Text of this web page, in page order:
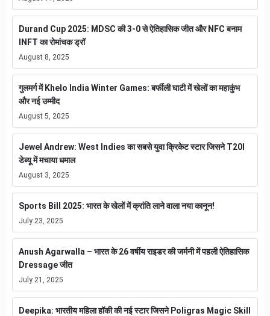
Durand Cup 2025: MDSC की 3-0 से ऐतिहासिक जीत और NFC बनाम
INFT का रोमांचक ड्रॉ
August 8, 2025
गुलमर्ग में Khelo India Winter Games: बर्फीली घाटी में खेलों का महाकुंभ
और नई उम्मीद
August 5, 2025
Jewel Andrew: West Indies का सबसे युवा क्रिकेट स्टार जिसने T20I
डेब्यू में मचाया धमाल
August 3, 2025
Sports Bill 2025: भारत के खेलों में क्रांति लाने वाला नया कानून!
July 23, 2025
Anush Agarwalla – भारत के 26 वर्षीय राइडर की जर्मनी में पहली ऐतिहासिक
Dressage जीत
July 21, 2025
Deepika: भारतीय महिला हॉकी की नई स्टार जिसने Poligras Magic Skill